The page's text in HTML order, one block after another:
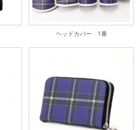
ヘッドカバー 1番